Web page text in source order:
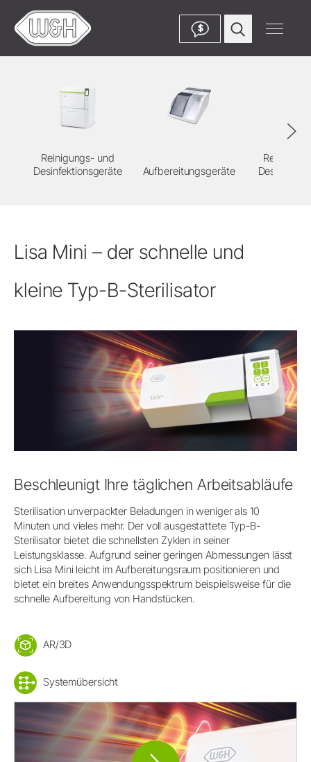
$
Reinigungs- und
Desinfektionsgeräte
Aufbereitungsgeräte
Lisa Mini – der schnelle und
kleine Typ-B-Sterilisator
Beschleunigt Ihre täglichen Arbeitsabläufe
Sterilisation unverpackter Beladungen in weniger als 10
Minuten und vieles mehr. Der voll ausgestattete Typ-B-
Sterilisator bietet die schnellsten Zyklen in seiner
Leistungsklasse. Aufgrund seiner geringen Abmessungen lässt
sich Lisa Mini leicht im Aufbereitungsraum positionieren und
bietet ein breites Anwendungsspektrum beispielsweise für die
schnelle Aufbereitung von Handstücken.
AR/3D
Systemübersicht